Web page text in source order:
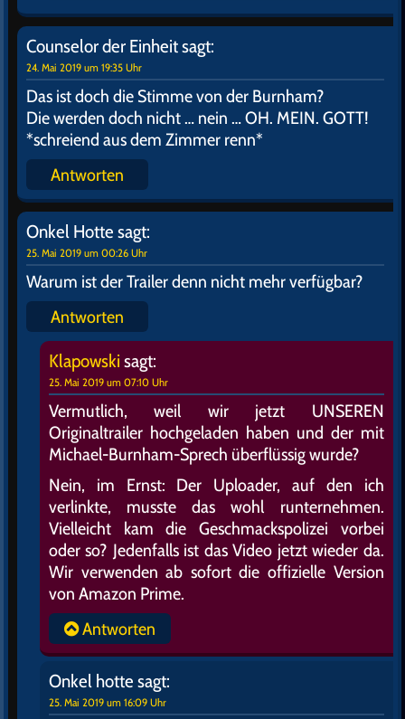
Counselor der Einheitsagt:
24. Mai 2019 um 19:35 Uhr
Das ist doch die Stimme von der Burnham?
Die werden doch nicht … nein … OH. MEIN. GOTT!
*schreiend aus dem Zimmer renn*
Antworten
Onkel Hotte sagt:
25. Mai 2019 um 00:26 Uhr
Warum ist der Trailer denn nicht mehr verfügbar?
Antworten
Klapowski sagt:
25. Mai 2019 um 07:10 Uhr
Vermutlich, weil wir jetzt UNSEREN
Originaltrailer hochgeladen haben und der mit
Michael-Burnham-Sprech überflüssig wurde?
Nein, im Ernst: Der Uploader, auf den ich
verlinkte, musste das wohl runternehmen.
Vielleicht kam die Geschmackspolizei vorbei
oder so? Jedenfalls ist das Video jetzt wieder da.
Wir verwenden ab sofort die offizielle Version
von Amazon Prime.
Antworten
Onkel hotte sagt:
25. Mai 2019 um 16:09 Uhr